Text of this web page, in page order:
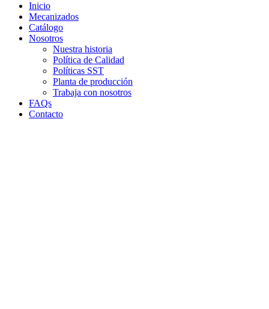
Inicio
Mecanizados
Catálogo
Nosotros
Nuestra historia
Política de Calidad
Políticas SST
Planta de producción
Trabaja con nosotros
FAQs
Contacto